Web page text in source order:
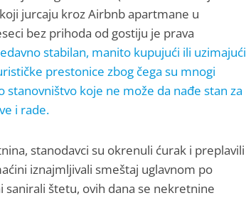
jurcaju kroz Airbnb apartmane u
bez prihoda od gostiju je prava
stabilan, manito kupujući ili uzimajući
prestonice zbog čega su mnogi
stanovništvo koje ne može da nađe stan za
i rade.
stanodavci su okrenuli ćurak i preplavili
iznajmljivali smeštaj uglavnom po
štetu, ovih dana se nekretnine